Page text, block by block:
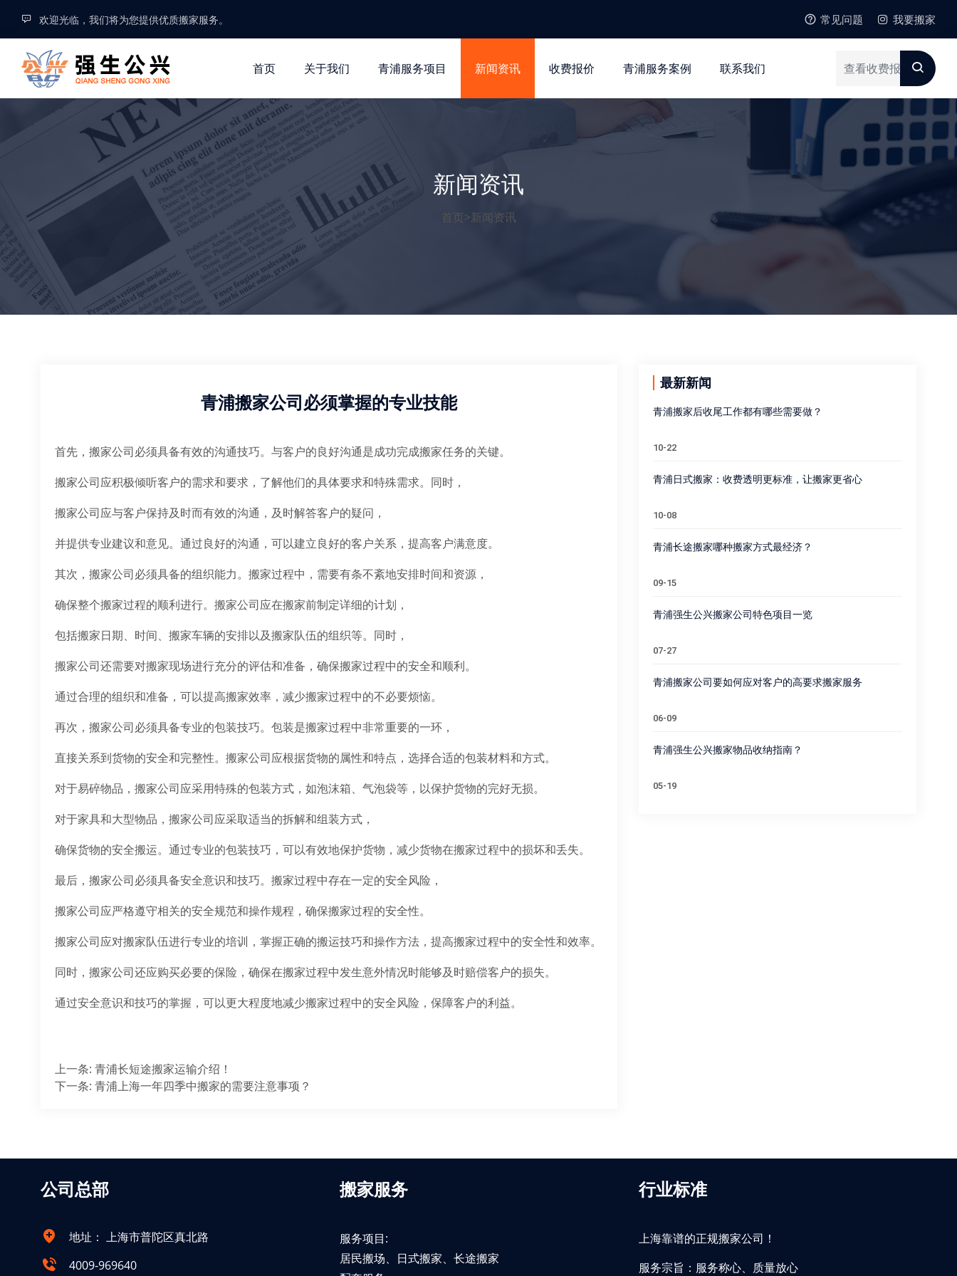
欢迎光临，我们将为您提供优质搬家服务。 常见问题 我要搬家
首页 关于我们 青浦服务项目 新闻资讯 收费报价 青浦服务案例 联系我们
新闻资讯
首页>新闻资讯
青浦搬家公司必须掌握的专业技能
首先，搬家公司必须具备有效的沟通技巧。与客户的良好沟通是成功完成搬家任务的关键。
搬家公司应积极倾听客户的需求和要求，了解他们的具体要求和特殊需求。同时，
搬家公司应与客户保持及时而有效的沟通，及时解答客户的疑问，
并提供专业建议和意见。通过良好的沟通，可以建立良好的客户关系，提高客户满意度。
其次，搬家公司必须具备的组织能力。搬家过程中，需要有条不紊地安排时间和资源，
确保整个搬家过程的顺利进行。搬家公司应在搬家前制定详细的计划，
包括搬家日期、时间、搬家车辆的安排以及搬家队伍的组织等。同时，
搬家公司还需要对搬家现场进行充分的评估和准备，确保搬家过程中的安全和顺利。
通过合理的组织和准备，可以提高搬家效率，减少搬家过程中的不必要烦恼。
再次，搬家公司必须具备专业的包装技巧。包装是搬家过程中非常重要的一环，
直接关系到货物的安全和完整性。搬家公司应根据货物的属性和特点，选择合适的包装材料和方式。
对于易碎物品，搬家公司应采用特殊的包装方式，如泡沫箱、气泡袋等，以保护货物的完好无损。
对于家具和大型物品，搬家公司应采取适当的拆解和组装方式，
确保货物的安全搬运。通过专业的包装技巧，可以有效地保护货物，减少货物在搬家过程中的损坏和丢失。
最后，搬家公司必须具备安全意识和技巧。搬家过程中存在一定的安全风险，
搬家公司应严格遵守相关的安全规范和操作规程，确保搬家过程的安全性。
搬家公司应对搬家队伍进行专业的培训，掌握正确的搬运技巧和操作方法，提高搬家过程中的安全性和效率。
同时，搬家公司还应购买必要的保险，确保在搬家过程中发生意外情况时能够及时赔偿客户的损失。
通过安全意识和技巧的掌握，可以更大程度地减少搬家过程中的安全风险，保障客户的利益。
上一条: 青浦长短途搬家运输介绍！
下一条: 青浦上海一年四季中搬家的需要注意事项？
最新新闻
青浦搬家后收尾工作都有哪些需要做？
10-22
青浦日式搬家：收费透明更标准，让搬家更省心
10-08
青浦长途搬家哪种搬家方式最经济？
09-15
青浦强生公兴搬家公司特色项目一览
07-27
青浦搬家公司要如何应对客户的高要求搬家服务
06-09
青浦强生公兴搬家物品收纳指南？
05-19
公司总部
地址： 上海市普陀区真北路
4009-969640
搬家服务
服务项目:
居民搬场、日式搬家、长途搬家
行业标准
上海靠谱的正规搬家公司！
服务宗旨：服务称心、质量放心